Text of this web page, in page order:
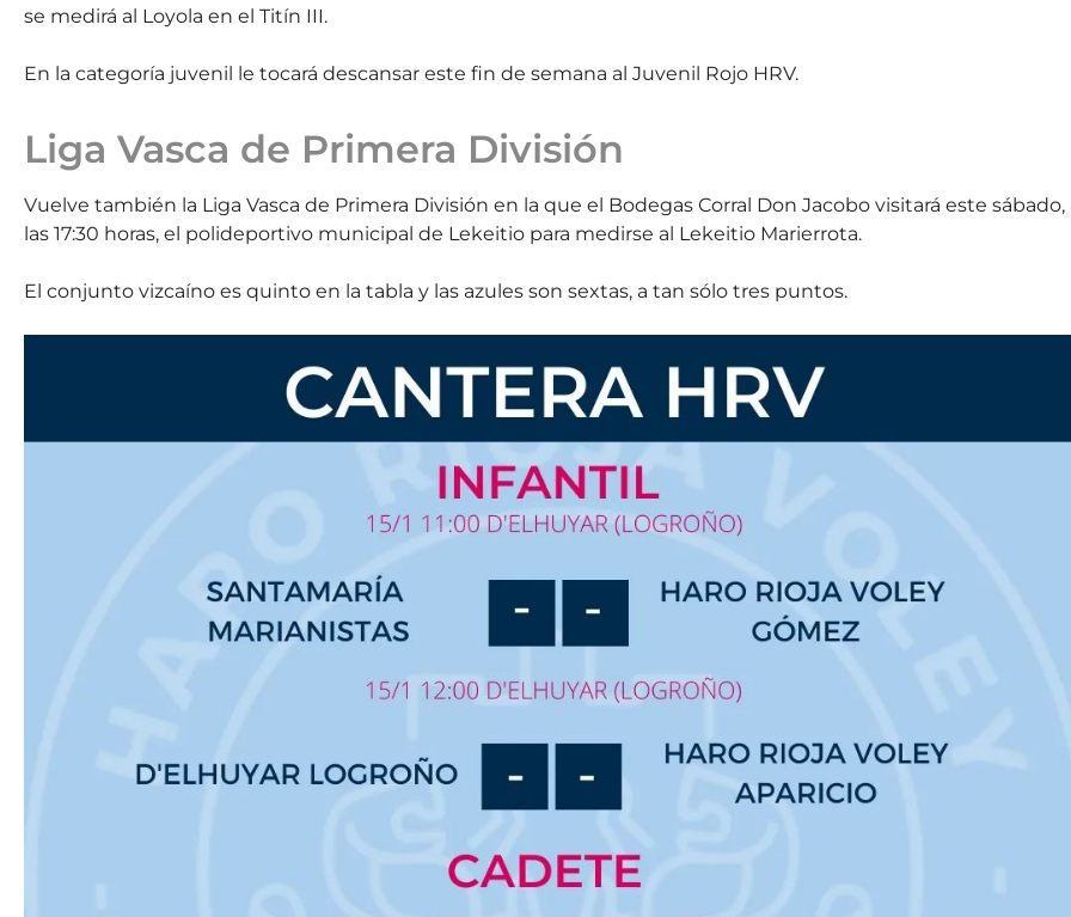
se medirá al Loyola en el Titín III.
En la categoría juvenil le tocará descansar este fin de semana al Juvenil Rojo HRV.
Liga Vasca de Primera División
Vuelve también la Liga Vasca de Primera División en la que el Bodegas Corral Don Jacobo visitará este sábado,
las 17:30 horas, el polideportivo municipal de Lekeitio para medirse al Lekeitio Marierrota.
El conjunto vizcaíno es quinto en la tabla y las azules son sextas, a tan sólo tres puntos.